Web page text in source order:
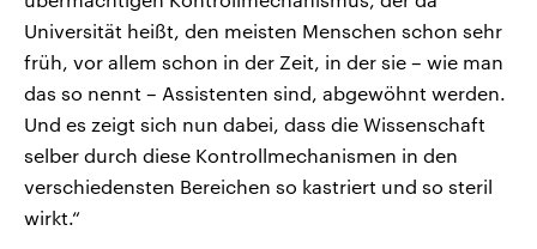
Universität heißt, den meisten Menschen schon sehr
früh, vor allem schon in der Zeit, in der sie – wie man
das so nennt – Assistenten sind, abgewöhnt werden.
Und es zeigt sich nun dabei, dass die Wissenschaft
selber durch diese Kontrollmechanismen in den
verschiedensten Bereichen so kastriert und so steril
wirkt.“